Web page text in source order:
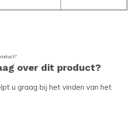
over dit product?
u graag bij het vinden van het